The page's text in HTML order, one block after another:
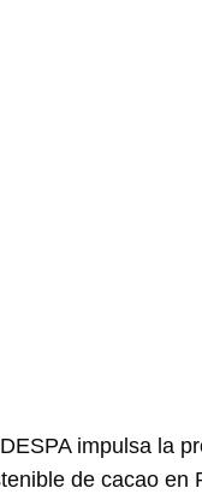
impulsa la
de cacao en